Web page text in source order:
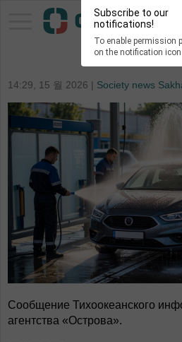
Subscribe to our
notifications!
To enable permission
on the notification icon
14:29, 15 월 2026 | Society news
Сообщение Тихоокеанского
агентства «Острова».